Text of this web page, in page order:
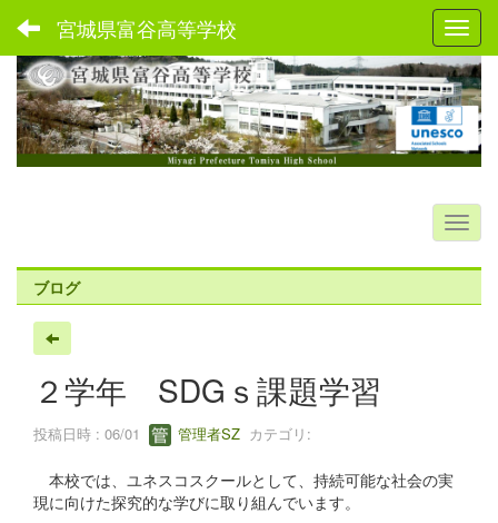
宮城県富谷高等学校
ブログ
２学年 SDGｓ課題学習
投稿日時 : 06/01 管理者SZ カテゴリ:
本校では、ユネスコスクールとして、持続可能な社会の実
現に向けた探究的な学びに取り組んでいます。